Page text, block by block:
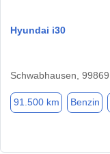
Hyundai i30
Schwabhausen, 99869
91.500 km Benzin